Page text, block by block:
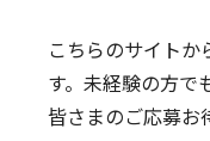
こちらのサイトか
す。未経験の方で
皆さまのご応募お